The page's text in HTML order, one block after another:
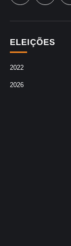
ELEIÇÕES
2022
2026